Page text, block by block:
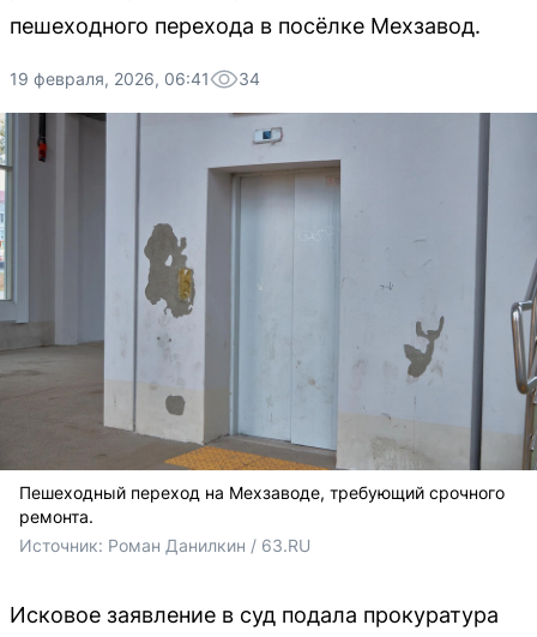
пешеходного перехода в посёлке Мехзавод.
19 февраля, 2026, 06:41 34
Пешеходный переход на Мехзаводе, требующий срочного
ремонта.
Источник: Роман Данилкин / 63.RU
Исковое заявление в суд подала прокуратура